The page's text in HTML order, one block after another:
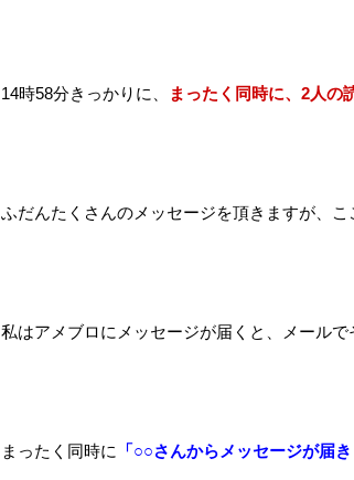
14時58分きっかりに、 まったく同時に、2人の
ふだんたくさんのメッセージを頂きますが、
私はアメブロにメッセージが届くと、メール
まったく同時に 「○○さんからメッセージが届き